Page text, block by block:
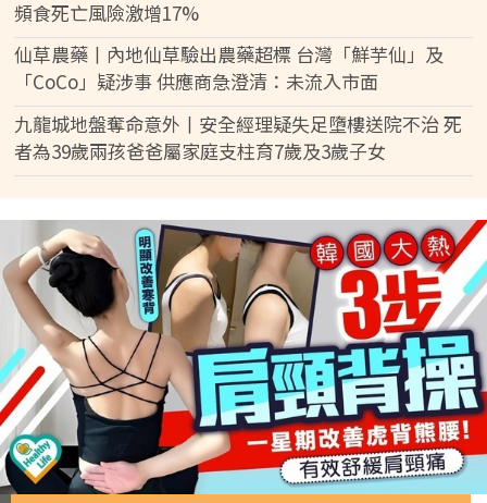
頻食死亡風險激增17%
仙草農藥丨內地仙草驗出農藥超標 台灣「鮮芋仙」及
「CoCo」疑涉事 供應商急澄清：未流入市面
九龍城地盤奪命意外丨安全經理疑失足墮樓送院不治 死
者為39歲兩孩爸爸屬家庭支柱育7歲及3歲子女